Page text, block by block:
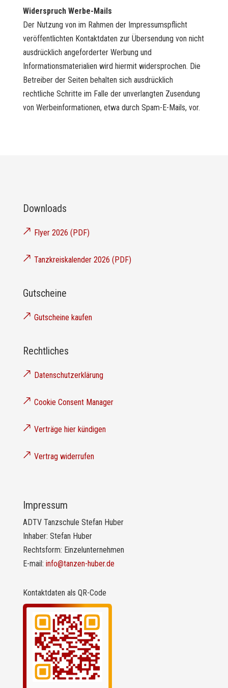
Widerspruch Werbe-Mails
Der Nutzung von im Rahmen der Impressumspflicht
veröffentlichten Kontaktdaten zur Übersendung von nicht
ausdrücklich angeforderter Werbung und
Informationsmaterialien wird hiermit widersprochen. Die
Betreiber der Seiten behalten sich ausdrücklich
rechtliche Schritte im Falle der unverlangten Zusendung
von Werbeinformationen, etwa durch Spam-E-Mails, vor.
Downloads
🡕 Flyer 2026 (PDF)
🡕 Tanzkreiskalender 2026 (PDF)
Gutscheine
🡕 Gutscheine kaufen
Rechtliches
🡕 Datenschutzerklärung
🡕 Cookie Consent Manager
🡕 Verträge hier kündigen
🡕 Vertrag widerrufen
Impressum
ADTV Tanzschule Stefan Huber
Inhaber: Stefan Huber
Rechtsform: Einzelunternehmen
E-mail: info@tanzen-huber.de
Kontaktdaten als QR-Code